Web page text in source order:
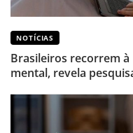
NOTÍCIAS
Brasileiros recorrem
mental, revela